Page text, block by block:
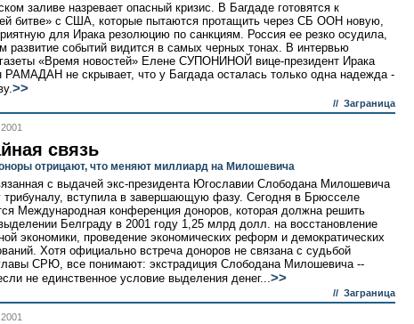
заливе назревает опасный кризис. В Багдаде готовятся к
битве» с США, которые пытаются протащить через СБ ООН новую,
для Ирака резолюцию по санкциям. Россия ее резко осудила,
развитие событий видится в самых черных тонах. В интервью
«Время новостей» Елене СУПОНИНОЙ вице-президент Ирака
РАМАДАН не скрывает, что у Багдада осталась только одна надежда -
>>
// Заграница
связь
отрицают, что меняют миллиард на Милошевича
с выдачей экс-президента Югославии Слободана Милошевича
трибуналу, вступила в завершающую фазу. Сегодня в Брюсселе
Международная конференция доноров, которая должна решить
Белграду в 2001 году 1,25 млрд долл. на восстановление
экономики, проведение экономических реформ и демократических
Хотя официально встреча доноров не связана с судьбой
СРЮ, все понимают: экстрадиция Слободана Милошевича --
не единственное условие выделения денег...>>
// Заграница